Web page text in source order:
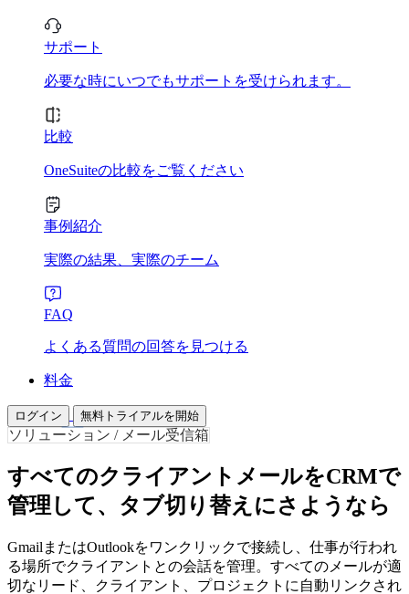
サポート
必要な時にいつでもサポートを受けられます。
比較
OneSuiteの比較をご覧ください
事例紹介
実際の結果、実際のチーム
FAQ
よくある質問の回答を見つける
料金
ログイン 無料トライアルを開始
ソリューション / メール受信箱
すべてのクライアントメールをCRMで
管理して、タブ切り替えにさようなら
GmailまたはOutlookをワンクリックで接続し、仕事が行われ
る場所でクライアントとの会話を管理。すべてのメールが適
切なリード、クライアント、プロジェクトに自動リンクされ